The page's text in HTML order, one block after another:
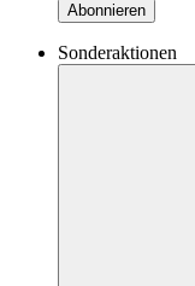
Sonderaktionen